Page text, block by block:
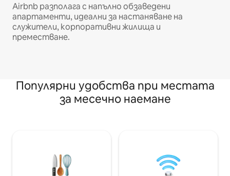
Airbnb разполага с напълно обзаведени
апартаменти, идеални за настаняване на
служители, корпоративни жилища и
преместване.
Популярни удобства при местата
за месечно наемане